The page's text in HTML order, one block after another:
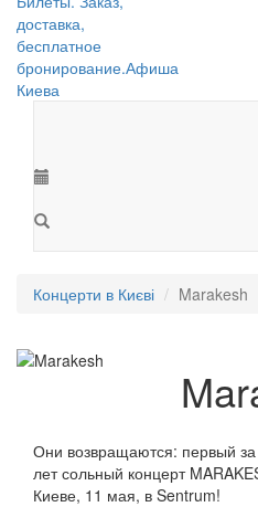
Концерти в Києві Marakesh
Они возвращаются: первый
лет сольный концерт
Киеве, 11 мая, в Sentrum!